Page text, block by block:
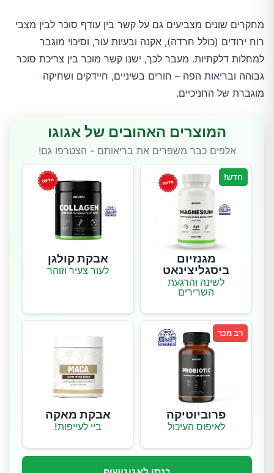
מחקרים שונים מצביעים גם על קשר בין עודף סוכר לבין מצבי
רוח ירודים (כולל חרדה), אקנה ובעיות עור, וסיכוי מוגבר
למחלות דלקתיות. מעבר לכך, ישנו קשר מוכר בין צריכת סוכר
גבוהה ובריאות הפה – חורים בשיניים, חיידקים ושחיקה
מוגברת של החניכיים.
המוצרים האהובים של אגוגו
אלפים כבר משפרים את בריאותם - הצטרפו גם!
חדש!
מגנזיום
ביסגליצינאט
לשינה והרגעת
השרירים
אבקת קולגן
לעור צעיר וזוהר
רב מכר
פרוביוטיקה
לאיפוס העיכול
אבקת מאקה
ביי לעייפות!